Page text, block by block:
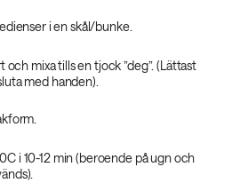
i en skål/bunke.
mixa tills en tjock ”deg”. (Lättast
med handen).
i 10-12 min (beroende på ugn och